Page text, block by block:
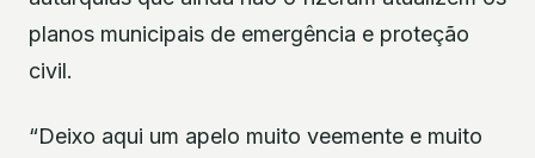
planos municipais de emergência e proteção
civil.
“Deixo aqui um apelo muito veemente e muito